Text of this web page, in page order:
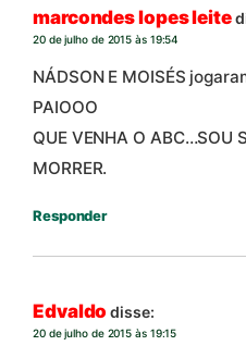
marcondes lopes leite
20 de julho de 2015 às 19:54
NÁDSON E MOISÉS
PAIOOO
QUE VENHA O ABC…SOU
MORRER.
Responder
Edvaldo disse:
20 de julho de 2015 às 19:15